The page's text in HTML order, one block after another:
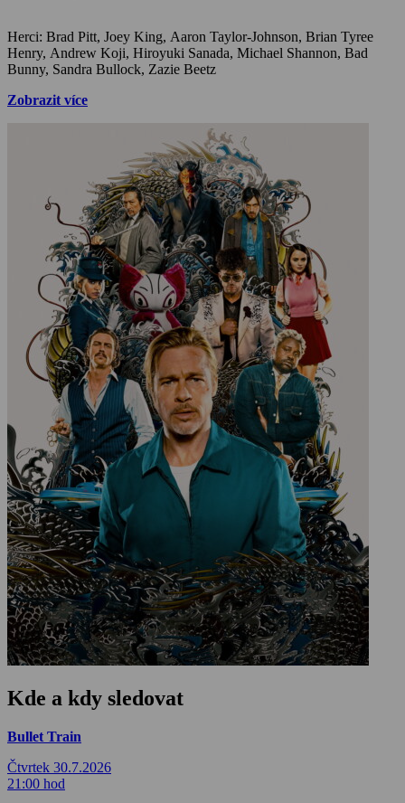
Herci: Brad Pitt, Joey King, Aaron Taylor-Johnson, Brian Tyree
Henry, Andrew Koji, Hiroyuki Sanada, Michael Shannon, Bad
Bunny, Sandra Bullock, Zazie Beetz
Zobrazit více
Kde a kdy sledovat
Bullet Train
Čtvrtek 30.7.2026
21:00 hod